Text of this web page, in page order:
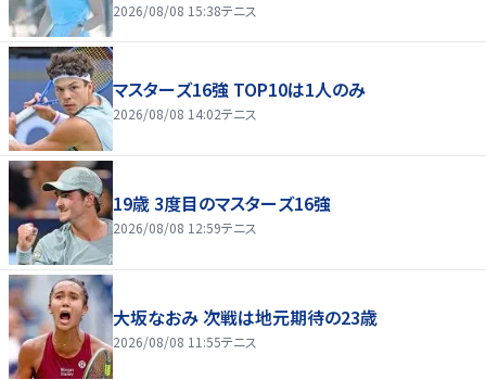
2026/08/08 15:38テニス
マスターズ16強 TOP10は1人のみ
2026/08/08 14:02テニス
19歳 3度目のマスターズ16強
2026/08/08 12:59テニス
大坂なおみ 次戦は地元期待の23歳
2026/08/08 11:55テニス